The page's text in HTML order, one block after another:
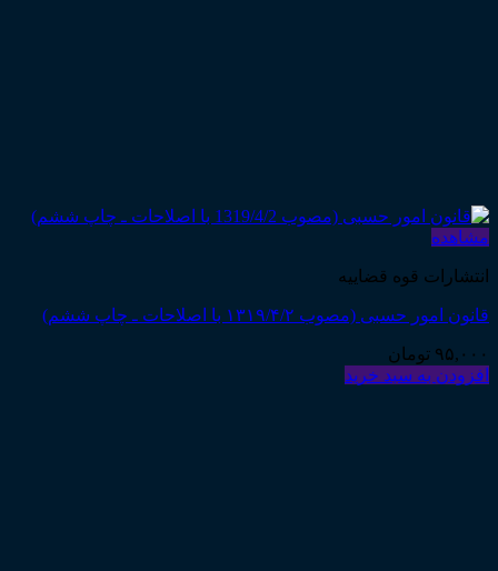
مشاهده
انتشارات قوه قضاییه
قانون امور حسبی (مصوب ۱۳۱۹/۴/۲ با اصلاحات ـ چاپ ششم)
۹۵,۰۰۰ تومان
افزودن به سبد خرید